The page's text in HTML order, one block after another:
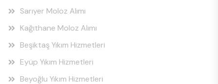
Sarıyer Moloz Alımı
Kağıthane Moloz Alımı
Beşiktaş Yıkım Hizmetleri
Eyüp Yıkım Hizmetleri
Beyoğlu Yıkım Hizmetleri